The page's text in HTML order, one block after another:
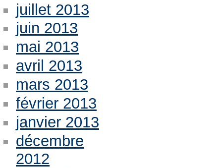
juillet 2013
juin 2013
mai 2013
avril 2013
mars 2013
février 2013
janvier 2013
décembre
2012